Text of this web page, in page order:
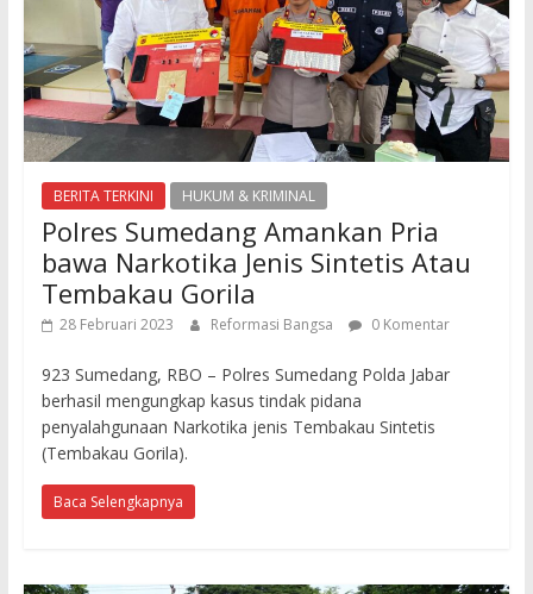
BERITA TERKINI HUKUM & KRIMINAL
Polres Sumedang Amankan Pria
bawa Narkotika Jenis Sintetis Atau
Tembakau Gorila
28 Februari 2023 Reformasi Bangsa 0 Komentar
923 Sumedang, RBO – Polres Sumedang Polda Jabar
berhasil mengungkap kasus tindak pidana
penyalahgunaan Narkotika jenis Tembakau Sintetis
(Tembakau Gorila).
Baca Selengkapnya